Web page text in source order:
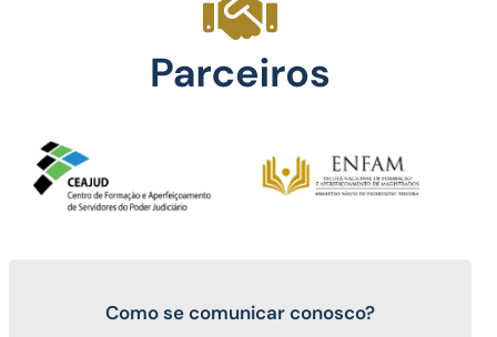
Como se comunicar conosco?